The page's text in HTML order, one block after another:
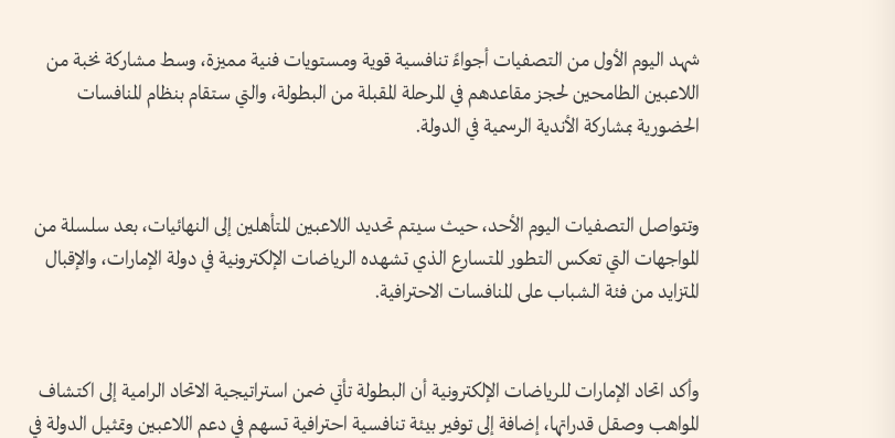
شهد اليوم الأول من التصفيات أجواءً تنافسية قوية ومستويات فنية مميزة، وسط مشاركة نخبة من
اللاعبين الطامحين لحجز مقاعدهم في المرحلة المقبلة من البطولة، والتي ستقام بنظام المنافسات
الحضورية بمشاركة الأندية الرسمية في الدولة.
وتتواصل التصفيات اليوم الأحد، حيث سيتم تحديد اللاعبين المتأهلين إلى النهائيات، بعد سلسلة من
المواجهات التي تعكس التطور المتسارع الذي تشهده الرياضات الإلكترونية في دولة الإمارات، والإقبال
المتزايد من فئة الشباب على المنافسات الاحترافية.
وأكد اتحاد الإمارات للرياضات الإلكترونية أن البطولة تأتي ضمن استراتيجية الاتحاد الرامية إلى اكتشاف
المواهب وصقل قدراتها، إضافة إلى توفير بيئة تنافسية احترافية تسهم في دعم اللاعبين وتمثيل الدولة في